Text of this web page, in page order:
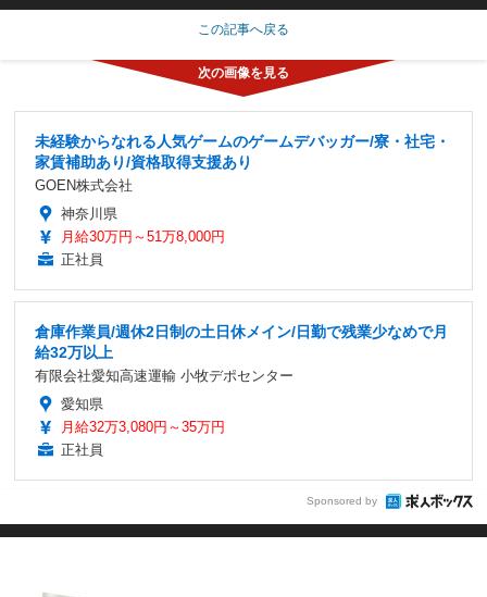
この記事へ戻る
未経験からなれる人気ゲームのゲームデバッガー/寮・社宅・
家賃補助あり/資格取得支援あり
GOEN株式会社
神奈川県
月給30万円～51万8,000円
正社員
倉庫作業員/週休2日制の土日休メイン/日勤で残業少なめで月
給32万以上
有限会社愛知高速運輸 小牧デポセンター
愛知県
月給32万3,080円～35万円
正社員
Sponsored by